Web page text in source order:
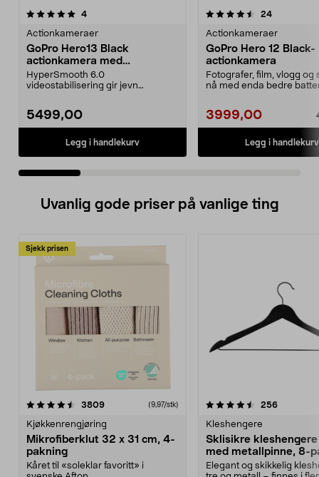
4anmeldelser
Actionkameraer
GoPro Hero13 Black
actionkamera med
tilbehørspakke.
HyperSmooth 6.0
videostabilisering gir jevn
5499,00
Legg i handlekurv
4.5 av 5 stjerner 24
Actionkameraer
GoPro Hero 12 Black-
actionkamera
Fotografer, film, vlogg og
nå med enda bedre
3999,00
Legg i handlekurv
5.0 av 5 stjerner
Uvanlig gode priser på vanlige ting
Sjekk prisen
3809anmeldelser(9,97/stk)
Kjøkkenrengjøring
Mikrofiberklut 32 x 31 cm, 4-
pakning
Kåret til «soleklar favoritt» i
4.5av 5 stjerner 256
Kleshengere
Sklisikre
med metallpinne, 8-
Elegant og skikkelig
4.5av 5 stjerner